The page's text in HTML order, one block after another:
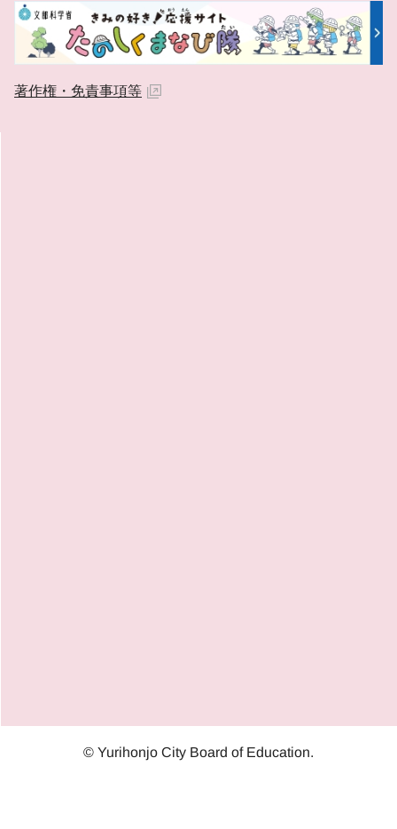
著作権・免責事項等
© Yurihonjo City Board of Education.